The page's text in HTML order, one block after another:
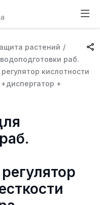
растений /
раб.
кислотности
+